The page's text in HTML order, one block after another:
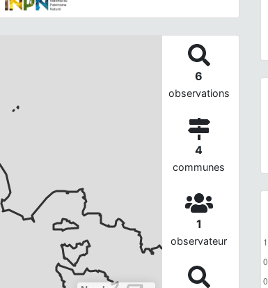
6
observations
4
communes
1
observateur